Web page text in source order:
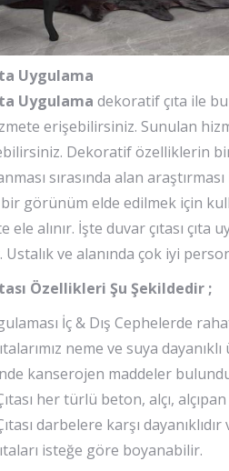
Uygulama
Uygulama dekoratif çıta ile
erişebilirsiniz. Sunulan
Dekoratif özelliklerin
sırasında alan
bir görünüm elde edilmek için
alınır. İşte duvar çıtası çıta
ve alanında çok iyi
Özellikleri Şu Şekildedir ;
İç & Dış Cephelerde
neme ve suya
kanserojen maddeler
her türlü beton, alçı,
darbelere karşı
isteğe göre boyanabilir.